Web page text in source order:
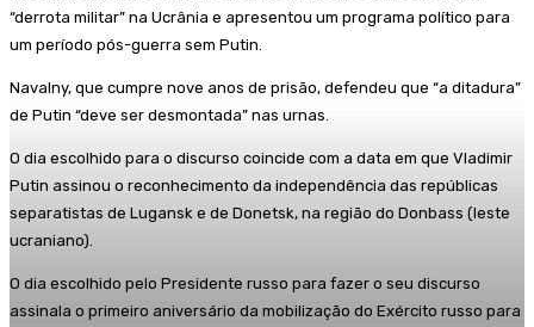
“derrota militar” na Ucrânia e apresentou um programa político para
um período pós-guerra sem Putin.
Navalny, que cumpre nove anos de prisão, defendeu que “a ditadura”
de Putin “deve ser desmontada” nas urnas.
O dia escolhido para o discurso coincide com a data em que Vladimir
Putin assinou o reconhecimento da independência das repúblicas
separatistas de Lugansk e de Donetsk, na região do Donbass (leste
ucraniano).
O dia escolhido pelo Presidente russo para fazer o seu discurso
assinala o primeiro aniversário da mobilização do Exército russo para